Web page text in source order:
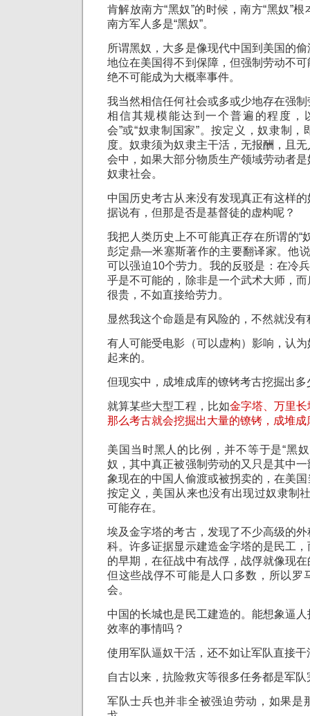
肯解放南方“黑奴”的时候，南方“黑奴”
南方军人多是“黑奴”。
所谓黑奴，大多是像现代中国到美国的
地位在美国得不到保障，但强制劳动不
绝不可能成为大概率事件。
我当然相信任何社会或多或少地存在强
相信其规模能达到一个普遍的程度，
会”或“奴隶制国家”。按定义，奴隶制
度。奴隶须为奴隶主干活，无报酬，且无
会中，如果大部分物质生产领域劳动者
奴隶社会。
中国历史考古从来没有发现真正有这样的
据说有，但那是否是基督徒的虚构呢？
我把人类历史上不可能真正存在所谓的“
彭定鼎—米塞斯著作的主要翻译家。他
可以强迫10个劳力。我的反驳是：在冷
乎是不可能的，除非是一个武术大师，
很贵，不如直接给劳力。
显然我这个命题是有风险的，不然就没
有人可能受电影（可以虚构）影响，认
起来的。
但现实中，成堆成库的镣铐考古挖掘出多
就算某些大型工程，比如金字塔、万里
那么考古就会挖掘出大量的镣铐，成堆
美国当时黑人的比例，并不等于是“黑
奴，其中真正被强制劳动的又只是其中
象现在的中国人偷渡或被拐卖的，在美
按定义，美国从来也没有出现过奴隶制
可能存在。
埃及金字塔的考古，发现了不少高级的
科。许多证据显示建造金字塔的是民工
的早期，在征战中有战俘，战俘就像现
但这些战俘不可能是人口多数，所以罗
会。
中国的长城也是民工建造的。能想象逼
效率的事情吗？
使用军队逼奴干活，还不如让军队直接干
自古以来，抗险救灾等很多任务都是军队
军队士兵也并非全被强迫劳动，如果是